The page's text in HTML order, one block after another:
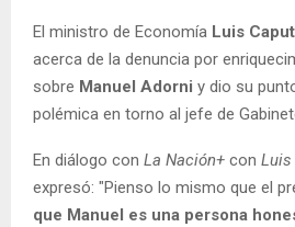
El ministro de Economía Luis
acerca de la denuncia por
sobre Manuel Adorni y dio su
polémica en torno al jefe de
En diálogo con La Nación+ con
expresó: "Pienso lo mismo que el
que Manuel es una persona